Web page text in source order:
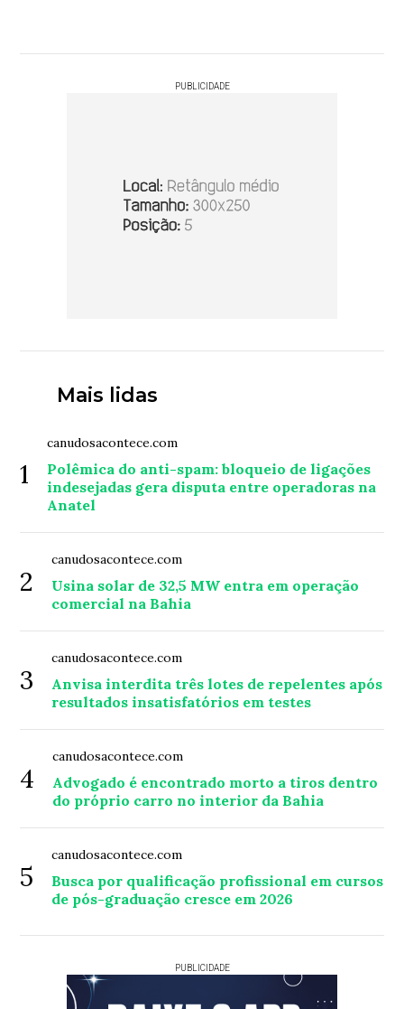
PUBLICIDADE
Mais lidas
1
canudosacontece.com
Polêmica do anti-spam: bloqueio de ligações
indesejadas gera disputa entre operadoras na
Anatel
2
canudosacontece.com
Usina solar de 32,5 MW entra em operação
comercial na Bahia
3
canudosacontece.com
Anvisa interdita três lotes de repelentes após
resultados insatisfatórios em testes
4
canudosacontece.com
Advogado é encontrado morto a tiros dentro
do próprio carro no interior da Bahia
5
canudosacontece.com
Busca por qualificação profissional em cursos
de pós-graduação cresce em 2026
PUBLICIDADE